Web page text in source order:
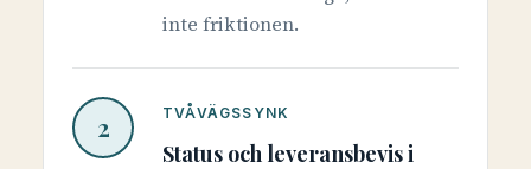
inte friktionen.
2 TVÅVÄGSSYNK
Status och leveransbevis i